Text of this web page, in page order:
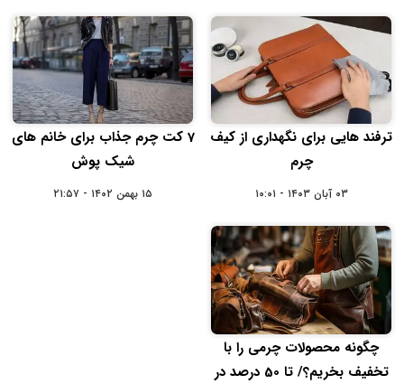
ترفند هایی برای نگهداری از کیف
چرم
۰۳ آبان ۱۴۰۳ - ۱۰:۰۱
7 کت چرم جذاب برای خانم های
شیک پوش
۱۵ بهمن ۱۴۰۲ - ۲۱:۵۷
چگونه محصولات چرمی را با
تخفیف بخریم؟/ تا 50 درصد در